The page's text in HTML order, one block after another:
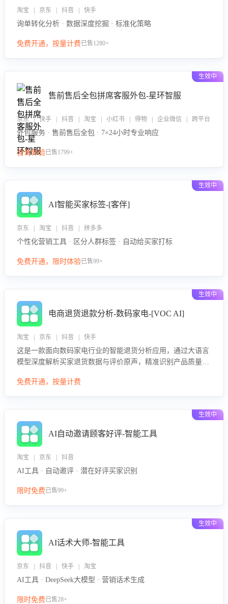
淘宝 | 京东 | 抖音 | 快手
询单转化分析 · 数据深度挖掘 · 标准化策略
免费开通，按量计费已售1280+
生效中
售前售后全包拼席客服外包-星环智服
京东 | 快手 | 抖音 | 淘宝 | 小红书 | 得物 | 企业微信 | 跨平台
外包服务 · 售前售后全包 · 7×24小时专业响应
咨询体验已售1799+
生效中
AI智能买家标签-[客伴]
京东 | 淘宝 | 抖音 | 拼多多
个性化营销工具 · 区分人群标签 · 自动给买家打标
免费开通，限时体验已售99+
生效中
电商退货退款分析-数码家电-[VOC AI]
淘宝 | 京东 | 抖音 | 快手
这是一款面向数码家电行业的智能退货分析应用，通过大语言
模型深度解析买家退货数据与评价原声，精准识别产品质量、
议，通过挖掘用户痛点驱动产品迭代，从根本上降低退货率，
免费开通，按量计费
生效中
AI自动邀请顾客好评-智能工具
淘宝 | 京东 | 抖音
AI工具 · 自动邀评 · 潜在好评买家识别
限时免费已售99+
生效中
AI话术大师-智能工具
京东 | 抖音 | 快手 | 淘宝
AI工具 · DeepSeek大模型 · 营销话术生成
限时免费已售28+